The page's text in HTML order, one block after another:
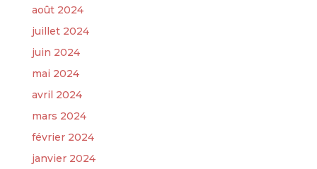
août 2024
juillet 2024
juin 2024
mai 2024
avril 2024
mars 2024
février 2024
janvier 2024